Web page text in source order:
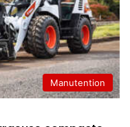
Manutention